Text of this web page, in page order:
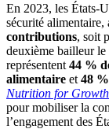
En 2023, les États-
sécurité alimentaire,
contributions, soit
deuxième bailleur
représentent 44 %
alimentaire et 48
Nutrition for Growth
pour mobiliser la
l’engagement des